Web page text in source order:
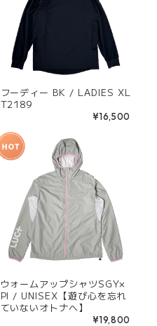
フーディー BK / LADIES XL
T2189
¥16,500
ウォームアップシャツSGY×
PI / UNISEX【遊び心を忘れ
ていないオトナへ】
¥19,800